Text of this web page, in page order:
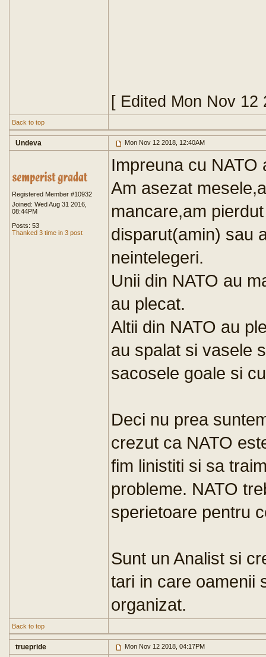
[ Edited Mon Nov 12
Back to top
Undeva Mon Nov 12 2018, 12:40AM
Registered Member #10932
Joined: Wed Aug 31 2016,
08:44PM
Posts: 53
Thanked 3 time in 3 post
Impreuna cu
Am asezat
mancare,am
disparut(amin) sau
neintelegeri.
Unii din NATO au
au plecat.
Altii din NATO au
au spalat si vasele
sacosele goale si
Deci nu prea
crezut ca NATO
fim linistiti si sa
probleme. NATO
sperietoare pentru
Sunt un Analist si
tari in care oamenii
organizat.
Back to top
truepride Mon Nov 12 2018, 04:17PM